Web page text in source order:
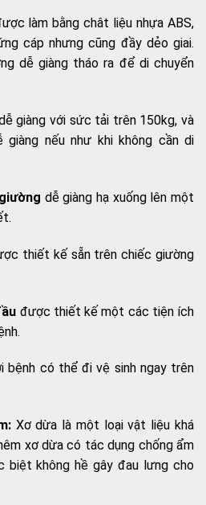
làm bằng chât liệu nhựa ABS,
cáp nhưng cũng đầy dẻo giai.
dễ giàng tháo ra để di chuyển
giàng với sức tải trên 150kg, và
nếu như khi không cần di
dễ giàng hạ xuống lên một
thiết kế sẵn trên chiếc giường
được thiết kế một các tiện ích
bệnh có thể đi vệ sinh ngay trên
Xơ dừa là một loại vật liệu khá
xơ dừa có tác dụng chống ẩm
không hề gây đau lưng cho